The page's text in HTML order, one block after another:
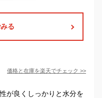
る
価格と在庫を楽天でチェック >>
が良くしっかりと水分を